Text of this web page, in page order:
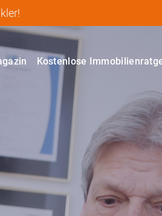
Kostenlose